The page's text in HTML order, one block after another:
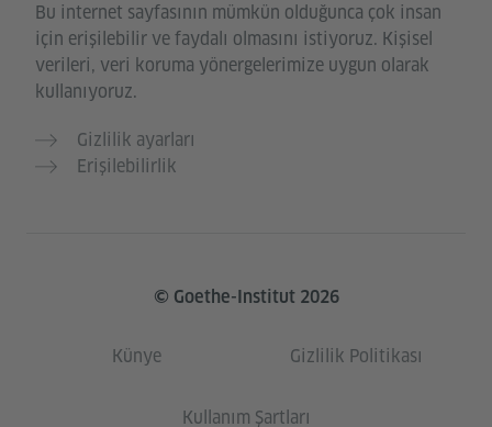
Bu internet sayfasının mümkün olduğunca çok insan
için erişilebilir ve faydalı olmasını istiyoruz. Kişisel
verileri, veri koruma yönergelerimize uygun olarak
kullanıyoruz.
Gizlilik ayarları
Erişilebilirlik
© Goethe-Institut 2026
Künye Gizlilik Politikası
Kullanım Şartları